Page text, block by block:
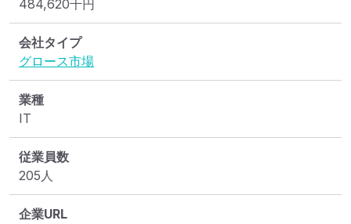
484,620千円
会社タイプ
グロース市場
業種
IT
従業員数
205人
企業URL